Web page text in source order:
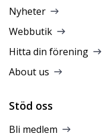
Nyheter
Webbutik
Hitta din förening
About us
Stöd oss
Bli medlem